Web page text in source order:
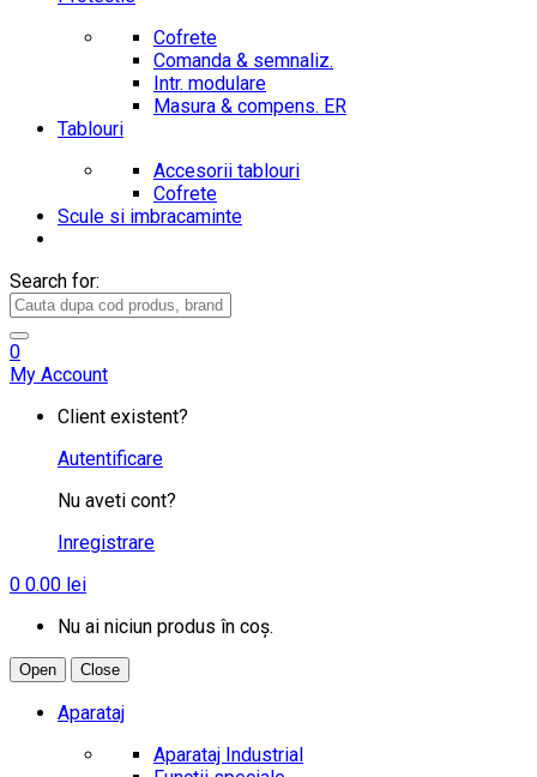
Cofrete
Comanda & semnaliz.
Intr. modulare
Masura & compens. ER
Tablouri
Accesorii tablouri
Cofrete
Scule si imbracaminte
Search for:
0
My Account
Client existent?
Autentificare
Nu aveti cont?
Inregistrare
0 0.00 lei
Nu ai niciun produs în coș.
Open Close
Aparataj
Aparataj Industrial